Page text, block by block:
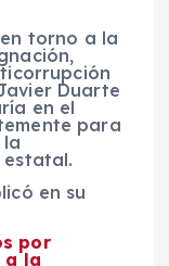
torno a la
Duarte
en el
para
en su
por
a la